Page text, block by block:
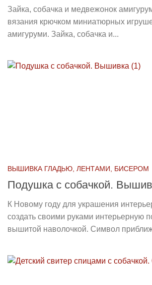
Зайка, собачка и медвежонок
вязания крючком миниатюрных
амигуруми. Зайка, собачка и...
ВЫШИВКА ГЛАДЬЮ, ЛЕНТАМИ, БИСЕРОМ
Подушка с собачкой.
К Новому году для украшения
создать своими руками интерьерную
вышитой наволочкой. Символ